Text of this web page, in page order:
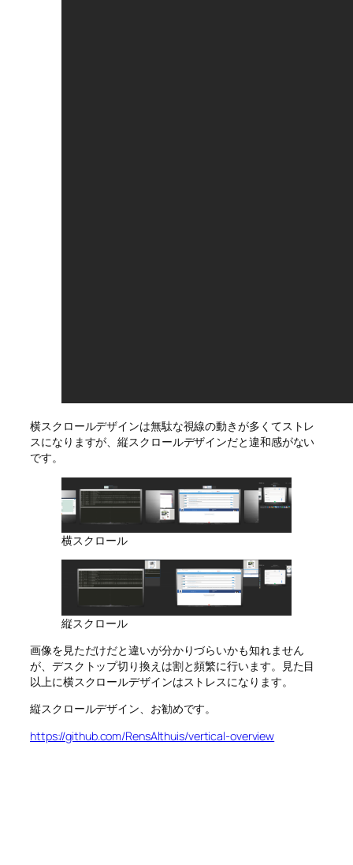
横スクロールデザインは無駄な視線の動きが多くてストレ
スになりますが、縦スクロールデザインだと違和感がない
です。
横スクロール
縦スクロール
画像を見ただけだと違いが分かりづらいかも知れません
が、デスクトップ切り換えは割と頻繁に行います。見た目
以上に横スクロールデザインはストレスになります。
縦スクロールデザイン、お勧めです。
https://github.com/RensAlthuis/vertical-overview